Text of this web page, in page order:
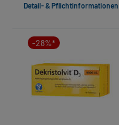
Detail- & Pflichtinformationen
-28%*